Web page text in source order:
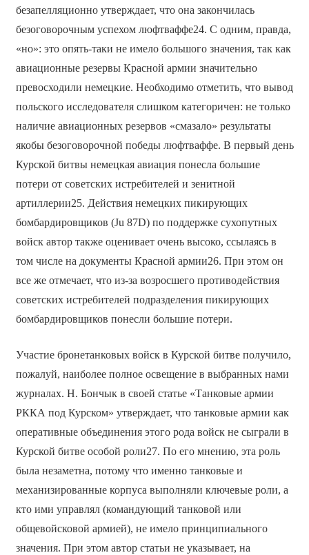
безапелляционно утверждает, что она закончилась
безоговорочным успехом люфтваффе24. С одним, правда,
«но»: это опять-таки не имело большого значения, так как
авиационные резервы Красной армии значительно
превосходили немецкие. Необходимо отметить, что вывод
польского исследователя слишком категоричен: не только
наличие авиационных резервов «смазало» результаты
якобы безоговорочной победы люфтваффе. В первый день
Курской битвы немецкая авиация понесла большие
потери от советских истребителей и зенитной
артиллерии25. Действия немецких пикирующих
бомбардировщиков (Ju 87D) по поддержке сухопутных
войск автор также оценивает очень высоко, ссылаясь в
том числе на документы Красной армии26. При этом он
все же отмечает, что из-за возросшего противодействия
советских истребителей подразделения пикирующих
бомбардировщиков понесли большие потери.
Участие бронетанковых войск в Курской битве получило,
пожалуй, наиболее полное освещение в выбранных нами
журналах. Н. Бончык в своей статье «Танковые армии
РККА под Курском» утверждает, что танковые армии как
оперативные объединения этого рода войск не сыграли в
Курской битве особой роли27. По его мнению, эта роль
была незаметна, потому что именно танковые и
механизированные корпуса выполняли ключевые роли, а
кто ими управлял (командующий танковой или
общевойсковой армией), не имело принципиального
значения. При этом автор статьи не указывает, на